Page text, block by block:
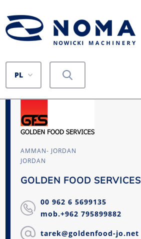
PL
AMMAN- JORDAN
JORDAN
GOLDEN FOOD SERVICES
00 962 6 5699135
mob.+962 795899882
tarek@goldenfood-jo.net